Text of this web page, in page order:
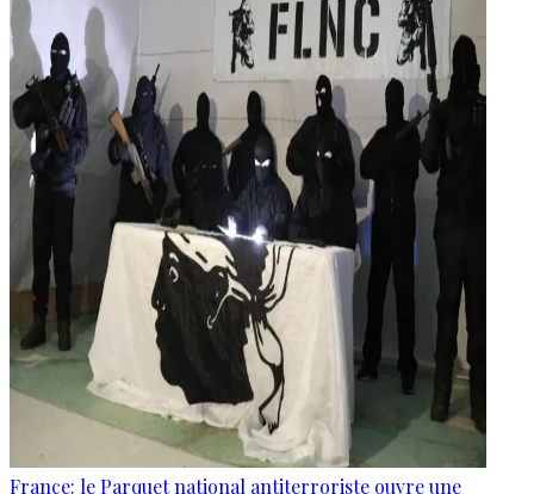
France: le Parquet national antiterroriste ouvre une